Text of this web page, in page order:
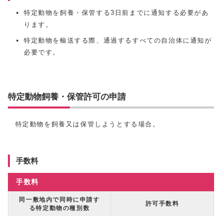
特定動物を飼養・保管する3日前までに通知する必要があ
ります。
特定動物を輸送する際、通過するすべての自治体に通知が
必要です。
特定動物飼養・保管許可の申請
特定動物を飼養又は保管しようとする場合。
手数料
手数料
同一敷地内で同時に申請す
る特定動物の種別数
許可手数料